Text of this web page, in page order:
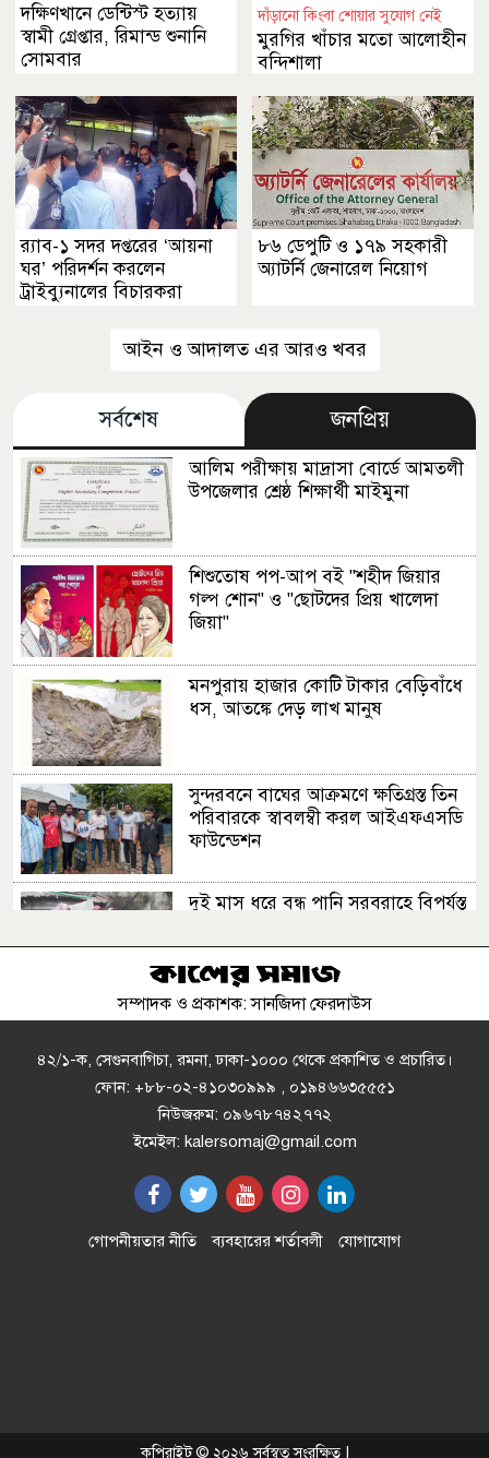
দক্ষিণখানে ডেন্টিস্ট হত্যায়
স্বামী গ্রেপ্তার, রিমান্ড শুনানি
সোমবার
দাঁড়ানো কিংবা শোয়ার সুযোগ নেই
মুরগির খাঁচার মতো আলোহীন
বন্দিশালা
র‌্যাব-১ সদর দপ্তরের ‘আয়না
ঘর’ পরিদর্শন করলেন
ট্রাইব্যুনালের বিচারকরা
৮৬ ডেপুটি ও ১৭৯ সহকারী
অ্যাটর্নি জেনারেল নিয়োগ
আইন ও আদালত এর আরও খবর
সর্বশেষ জনপ্রিয়
আলিম পরীক্ষায় মাদ্রাসা বোর্ডে আমতলী
উপজেলার শ্রেষ্ঠ শিক্ষার্থী মাইমুনা
শিশুতোষ পপ-আপ বই "শহীদ জিয়ার
গল্প শোন" ও "ছোটদের প্রিয় খালেদা
জিয়া"
মনপুরায় হাজার কোটি টাকার বেড়িবাঁধে
ধস, আতঙ্কে দেড় লাখ মানুষ
সুন্দরবনে বাঘের আক্রমণে ক্ষতিগ্রস্ত তিন
পরিবারকে স্বাবলম্বী করল আইএফএসডি
ফাউন্ডেশন
দুই মাস ধরে বন্ধ পানি সরবরাহে বিপর্যস্ত
ভাঙ্গুড়া উপজেলায় স্থানীয় সরকার
ঘোষণা
নগরীর ফিরোজাবাদ জামে মসজিদ
পরিদর্শন করলেন রাসিক প্রশাসক
শেখ হাসিনার সংবাদ সম্মেলনের বিষয়ে
যা বলল ভারত
৩দিন পর ব্রহ্মপুত্র নদে নিখোঁজ
সম্পাদক ও প্রকাশক: সানজিদা ফেরদাউস
৪২/১-ক, সেগুনবাগিচা, রমনা, ঢাকা-১০০০ থেকে প্রকাশিত ও প্রচারিত।
ফোন: +৮৮-০২-৪১০৩০৯৯৯ , ০১৯৪৬৬৩৫৫৫১
নিউজরুম: ০৯৬৭৮৭৪২৭৭২
ইমেইল: kalersomaj@gmail.com
গোপনীয়তার নীতি ব্যবহারের শর্তাবলী যোগাযোগ
কপিরাইট © ২০২৬ সর্বস্বত্ব সংরক্ষিত |